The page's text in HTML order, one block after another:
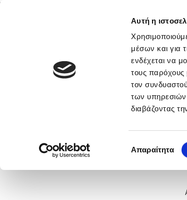
Αυτή η
μέσων και για
ενδέχεται να
τους παρόχους
τον
των υπηρεσιών
διαβάζοντας
συγκατάθεσης
Απαραίτητα
Νέα & Πληροφορίες
Περισσότερα